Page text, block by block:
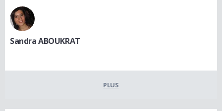
Sandra ABOUKRAT
PLUS